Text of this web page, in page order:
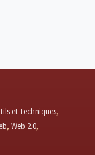
et Techniques
Web 2.0